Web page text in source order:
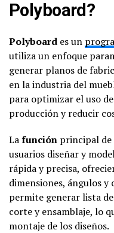
Polyboard?
Polyboard es un
utiliza un enfoque
generar planos de
en la industria del
para optimizar el uso
producción y reducir
Lafunción principal
usuarios diseñar y
rápida y precisa,
dimensiones, ángulos y
permite generar lista
corte y ensamblaje, lo
montaje de los diseños.